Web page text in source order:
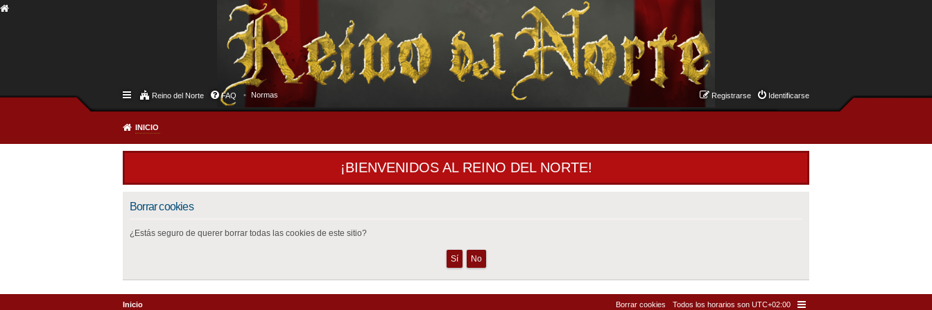
Reino del Norte FAQ Normas Identificarse
Registrarse
INICIO
¡BIENVENIDOS AL REINO DEL NORTE!
Borrar cookies
¿Estás seguro de querer borrar todas las cookies de este sitio?
Inicio Todos los horarios son UTC+02:00
Borrar cookies